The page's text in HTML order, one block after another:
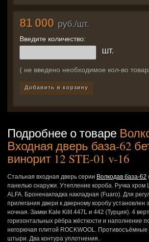
81 000 руб./шт.
Введите количество:
шт.
( не введено необходимое кол-во
Добавить в корзину
Подробнее о товаре
Входная дверь база-62
винорит 12 STE-01 v-16
Стальная входная дверь серии Волкодав база-62
панелью снаружи. Утепление короба. Ручка хром
ALFA. Броненакладка накладная (Fuaro). Для
прилегания двери к дверному коробу установлен
ночная. Замки Kale Kilit 447L и 442 (Турция). 4
горизонтальных рёбра жёсткости и наполнение
негорючая плитой ROCKWOOL.
штыри. Два контура уплотнения.